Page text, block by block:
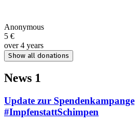
Anonymous
5 €
over 4 years
Show all donations
News 1
Update zur Spendenkampange
#ImpfenstattSchimpen